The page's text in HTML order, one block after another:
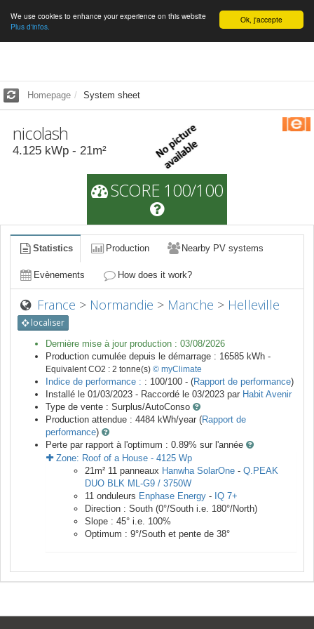
English Ok, j'accepte
We use cookies to enhance your experience on this website
Plus d'infos.
Homepage System sheet
nicolash
4.125 kWp - 21m²
SCORE 100/100
Statistics Production Nearby PV systems
Evènements How does it work?
France > Normandie > Manche > Helleville
localiser
Dernière mise à jour production : 03/08/2026
Production cumulée depuis le démarrage : 16585 kWh -
Equivalent CO2 : 2 tonne(s) © myClimate
Indice de performance : : 100/100 - (Rapport de performance)
Installé le 01/03/2023 - Raccordé le 03/2023 par Habit Avenir
Type de vente : Surplus/AutoConso
Production attendue : 4484 kWh/year (Rapport de
performance)
Perte par rapport à l'optimum : 0.89% sur l'année
Zone: Roof of a House - 4125 Wp
21m² 11 panneaux Hanwha SolarOne - Q.PEAK
DUO BLK ML-G9 / 3750W
11 onduleurs Enphase Energy - IQ 7+
Direction : South (0°/South i.e. 180°/North)
Slope : 45° i.e. 100%
Optimum : 9°/South et pente de 38°